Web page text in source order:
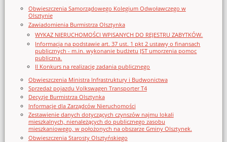
Obwieszczenia Samorządowego Kolegium Odwoławczego w
Olsztynie
Zawiadomienia Burmistrza Olsztynka
WYKAZ NIERUCHOMOŚCI WPISANYCH DO REJESTRU ZABYTKÓW.
Informacja na podstawie art. 37 ust. 1 pkt 2 ustawy o finansach
publicznych - m.in. wykonanie budżetu JST umorzenia pomoc
publiczna.
II Konkurs na realizację zadania publicznego
Obwieszczenia Ministra Infrastruktury i Budwonictwa
Sprzedaż pojazdu Volkswagen Transporter T4
Decyzje Burmistrza Olsztynka
Informacje dla Zarządców Nieruchomości
Zestawienie danych dotyczących czynszów najmu lokali
mieszkalnych, nienależących do publicznego zasobu
mieszkaniowego, w położonych na obszarze Gminy Olsztynek.
Obwieszczenia Starosty Olsztyńskiego